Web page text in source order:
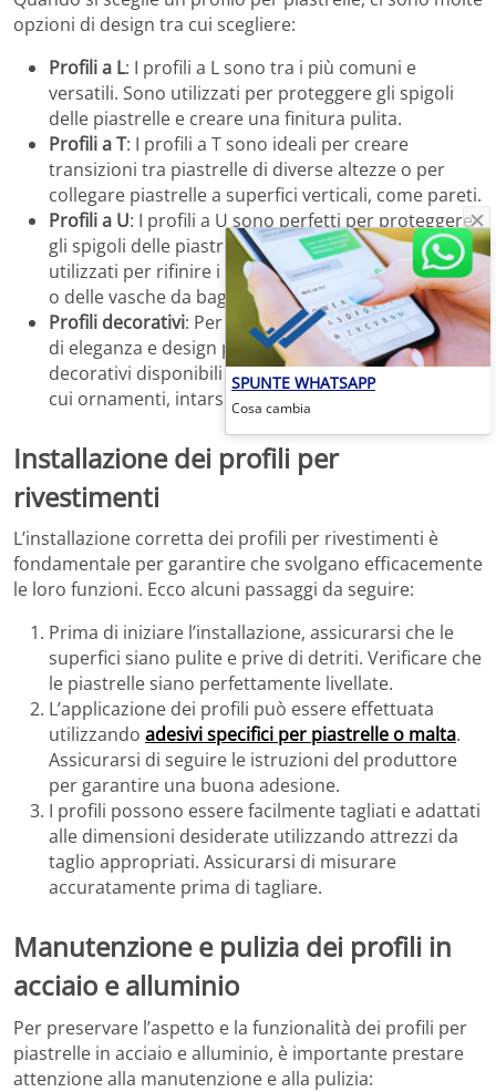
opzioni di design tra cui scegliere:
Profili a L: I profili a L sono tra i più comuni e
versatili. Sono utilizzati per proteggere gli spigoli
delle piastrelle e creare una finitura pulita.
Profili a T: I profili a T sono ideali per creare
transizioni tra piastrelle di diverse altezze o per
collegare piastrelle a superfici verticali, come pareti.
Profili a U: I profili a U sono perfetti per proteggere
gli spigoli delle piastrelle su tre lati. Sono spesso
utilizzati per rifinire i bordi delle nicchie delle docce
o delle vasche da bagno.
Profili decorativi: Per coloro che cercano un tocco
di eleganza e design personalizzato, ci sono profili
decorativi disponibili in una varietà di modelli, tra
cui ornamenti, intarsi e dettagli artistici.
Installazione dei profili per
rivestimenti
L’installazione corretta dei profili per rivestimenti è
fondamentale per garantire che svolgano efficacemente
le loro funzioni. Ecco alcuni passaggi da seguire:
Prima di iniziare l’installazione, assicurarsi che le
superfici siano pulite e prive di detriti. Verificare che
le piastrelle siano perfettamente livellate.
L’applicazione dei profili può essere effettuata
utilizzando adesivi specifici per piastrelle o malta.
Assicurarsi di seguire le istruzioni del produttore
per garantire una buona adesione.
I profili possono essere facilmente tagliati e adattati
alle dimensioni desiderate utilizzando attrezzi da
taglio appropriati. Assicurarsi di misurare
accuratamente prima di tagliare.
Manutenzione e pulizia dei profili in
acciaio e alluminio
Per preservare l’aspetto e la funzionalità dei profili per
piastrelle in acciaio e alluminio, è importante prestare
attenzione alla manutenzione e alla pulizia:
SPUNTE WHATSAPP
Cosa cambia